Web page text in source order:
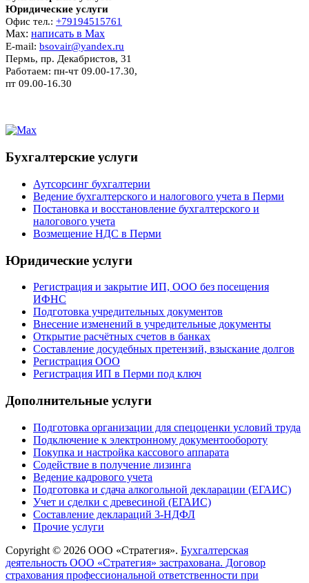
Юридические услуги
Офис тел.: +79194515761
Мах: написать в Мах
E-mail: bsovair@yandex.ru
Пермь, пр. Декабристов, 31
Работаем: пн-чт 09.00-17.30,
пт 09.00-16.30
Бухгалтерские услуги
Аутсорсинг бухгалтерии
Ведение бухгалтерского и налогового учета в Перми
Постановка и восстановление бухгалтерского и
налогового учета
Возмещение НДС в Перми
Юридические услуги
Регистрация и закрытие ИП, ООО без посещения
ИФНС
Подготовка учредительных документов
Внесение изменений в учредительные документы
Открытие расчётных счетов в банках
Составление досудебных претензий, взыскание долгов
Регистрация ООО
Регистрация ИП в Перми под ключ
Дополнительные услуги
Подготовка организации для спецоценки условий труда
Подключение к электронному документообороту
Покупка и настройка кассового аппарата
Содействие в получение лизинга
Ведение кадрового учета
Подготовка и сдача алкогольной декларации (ЕГАИС)
Учет и сделки с древесиной (ЕГАИС)
Составление деклараций 3-НДФЛ
Прочие услуги
Copyright © 2026 ООО «Стратегия». Бухгалтерская
деятельность ООО «Стратегия» застрахована. Договор
страхования профессиональной ответственности при